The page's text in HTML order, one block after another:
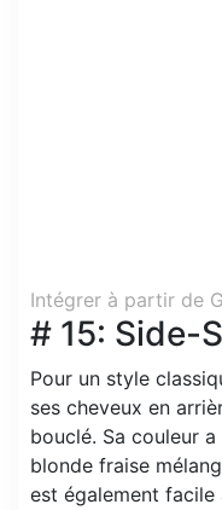
Intégrer à partir de
# 15: Side-
Pour un style
ses cheveux en
bouclé. Sa couleur
blonde fraise
est également